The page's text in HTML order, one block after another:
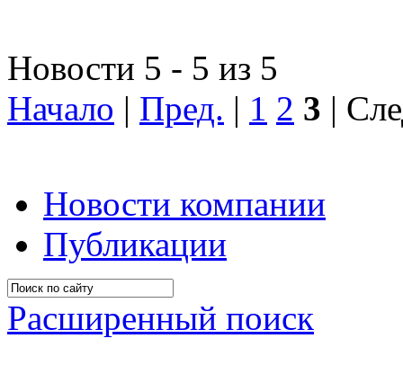
Новости 5 - 5 из 5
Начало | Пред. | 1 2 3 |
Новости компании
Публикации
Расширенный поиск